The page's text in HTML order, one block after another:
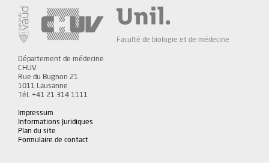
Faculté de biologie et de médecine
Département de médecine
CHUV
Rue du Bugnon 21
1011 Lausanne
Tél. +41 21 314 1111
Impressum
Informations Juridiques
Plan du site
Formulaire de contact